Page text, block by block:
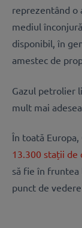
reprezentând o
mediul
disponibil, în
amestec de
Gazul petrolier
mult mai
În toată Europa,
13.300 stații de
să fie în
punct de